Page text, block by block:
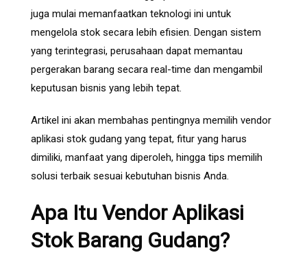
juga mulai memanfaatkan teknologi ini untuk
mengelola stok secara lebih efisien. Dengan sistem
yang terintegrasi, perusahaan dapat memantau
pergerakan barang secara real-time dan mengambil
keputusan bisnis yang lebih tepat.
Artikel ini akan membahas pentingnya memilih vendor
aplikasi stok gudang yang tepat, fitur yang harus
dimiliki, manfaat yang diperoleh, hingga tips memilih
solusi terbaik sesuai kebutuhan bisnis Anda.
Apa Itu Vendor Aplikasi
Stok Barang Gudang?